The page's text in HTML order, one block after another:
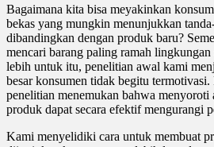
Bagaimana kita bisa meyakinkan
bekas yang mungkin menunjukkan
dibandingkan dengan produk baru?
mencari barang paling ramah lingkungan
lebih untuk itu, penelitian awal kami
besar konsumen tidak begitu termotivasi.
penelitian menemukan bahwa menyoroti
produk dapat secara efektif mengurangi
Kami menyelidiki cara untuk membuat